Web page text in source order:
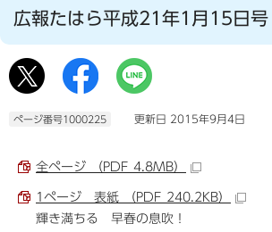
広報たはら平成21年1月15日号
ページ番号1000225 更新日 2015年9月4日
全ページ （PDF 4.8MB）
1ページ 表紙 （PDF 240.2KB）
輝き満ちる 早春の息吹！